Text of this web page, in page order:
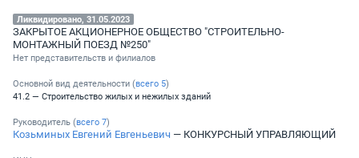
Ликвидировано, 31.05.2023
ЗАКРЫТОЕ АКЦИОНЕРНОЕ ОБЩЕСТВО "СТРОИТЕЛЬНО-
МОНТАЖНЫЙ ПОЕЗД №250"
Нет представительств и филиалов
Основной вид деятельности (всего 5)
41.2 — Строительство жилых и нежилых зданий
Руководитель (всего 7)
Козьминых Евгений Евгеньевич — КОНКУРСНЫЙ УПРАВЛЯЮЩИЙ